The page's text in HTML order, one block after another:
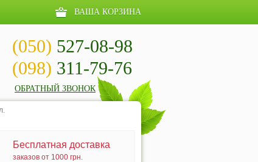
ВАША КОРЗИНА
(050) 527-08-98
(098) 311-79-76
ОБРАТНЫЙ ЗВОНОК
Бесплатная доставка
заказов от 1000 грн.